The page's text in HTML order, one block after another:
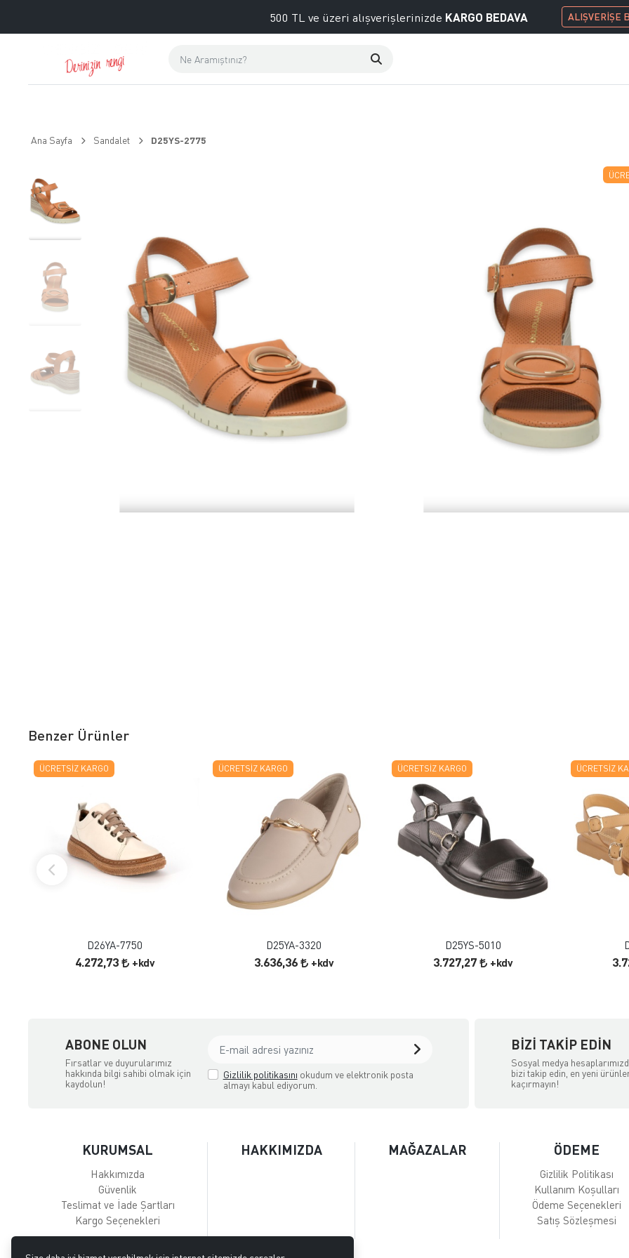
500 TL ve üzeri alışverişlerinizde KARGO BEDAVA ALIŞVERİŞE
Ana Sayfa Sandalet D25YS-2775
Benzer Ürünler
FAVORILERE EKLE
ÜCRETSIZ KARGO
D26YA-7750
4.272,73 +kdv
FAVORILERE EKLE
ÜRÜN İNCELE
ÜCRETSIZ KARGO
D25YA-3320
3.636,36 +kdv
FAVORILERE EKLE
ÜCRETSIZ KARGO
D25YS-5010
3.727,27 +kdv
ÜCRETSIZ
ABONE OLUN
Fırsatlar ve duyurularımız
hakkında bilgi sahibi olmak için
kaydolun!
Gizlilik politikasını okudum ve elektronik posta
almayı kabul ediyorum.
BIZI TAKIP EDIN
Sosyal medya
bizi takip edin, en yeni
kaçırmayın!
KURUMSAL
Hakkımızda
Güvenlik
Teslimat ve İade Şartları
Kargo Seçenekleri
HAKKIMIZDA MAĞAZALAR ÖDEME
Gizlilik Politikası
Kullanım Koşulları
Ödeme Seçenekleri
Satış Sözleşmesi